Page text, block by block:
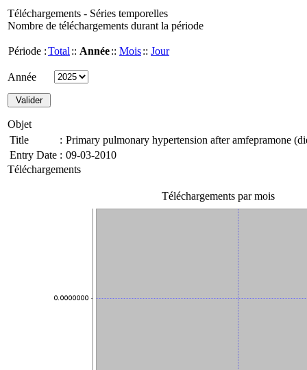
Téléchargements - Séries temporelles
Nombre de téléchargements durant la période
Période :Total :: Année:: Mois:: Jour
Année
Objet
Title
: Primary pulmonary hypertension after amfepramone
Entry Date : 09-03-2010
Téléchargements
Téléchargements par mois